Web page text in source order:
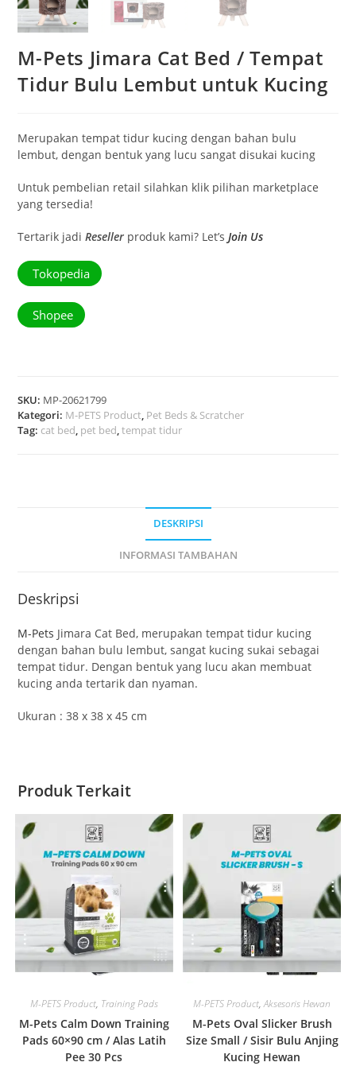
M-Pets Jimara Cat Bed / Tempat
Tidur Bulu Lembut untuk Kucing
Merupakan tempat tidur kucing dengan bahan bulu
lembut, dengan bentuk yang lucu sangat disukai kucing
Untuk pembelian retail silahkan klik pilihan marketplace
yang tersedia!
Tertarik jadiReseller produk kami? Let’sJoin Us
Tokopedia
Shopee
SKU: MP-20621799
Kategori: M-PETS Product, Pet Beds & Scratcher
Tag: cat bed, pet bed,tempat tidur
DESKRIPSI
INFORMASI TAMBAHAN
Deskripsi
M-Pets Jimara Cat Bed, merupakan tempat tidur kucing
dengan bahan bulu lembut, sangat kucing sukai sebagai
tempat tidur. Dengan bentuk yang lucu akan membuat
kucing anda tertarik dan nyaman.
Ukuran : 38 x 38 x 45 cm
Produk Terkait
Quick View
M-PETS Product, Training Pads
M-Pets Calm Down Training
Pads 60×90 cm / Alas Latih
Pee 30 Pcs
Quick View
M-PETS Product,Aksesoris Hewan
M-Pets Oval Slicker Brush
Size Small / Sisir Bulu Anjing
Kucing Hewan